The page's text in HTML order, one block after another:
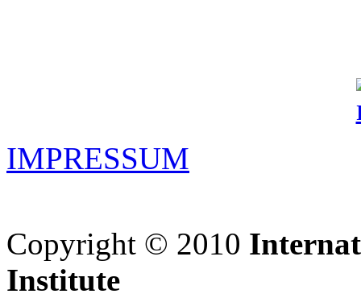
IMPRESSUM
Copyright © 2010
Institute